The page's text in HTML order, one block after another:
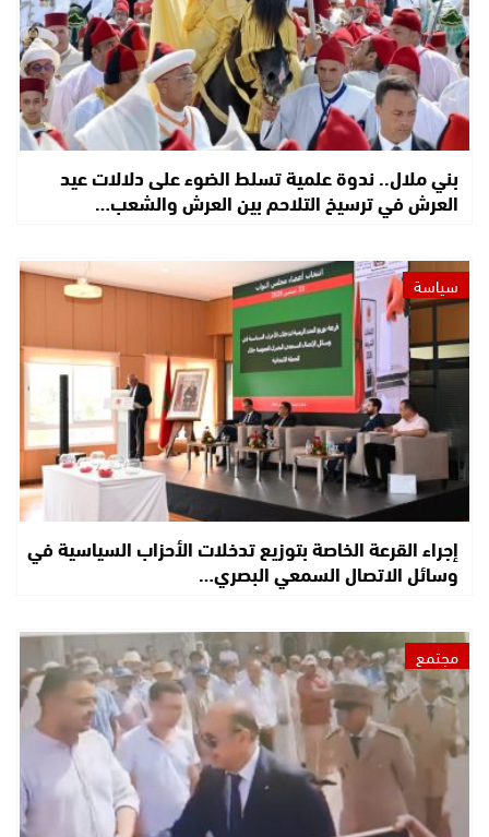
بني ملال.. ندوة علمية تسلط الضوء على دلالات عيد
العرش في ترسيخ التلاحم بين العرش والشعب…
سياسة
إجراء القرعة الخاصة بتوزيع تدخلات الأحزاب السياسية في
وسائل الاتصال السمعي البصري…
مجتمع